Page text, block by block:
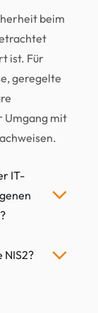
beim
ist. Für
geregelte
Umgang mit
IT-
NIS2?